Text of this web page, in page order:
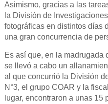
Asimismo, gracias a las
la División de
fotográficas en distintos días
una gran concurrencia de
Es así que, en la madrugada
se llevó a cabo un
al que concurrió la División
N°3, el grupo COAR y la
lugar, encontraron a unas